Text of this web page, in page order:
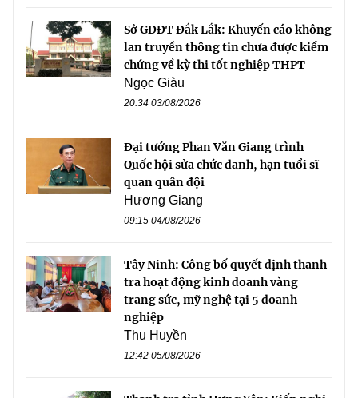
Sở GDĐT Đắk Lắk: Khuyến cáo không
lan truyền thông tin chưa được kiểm
chứng về kỳ thi tốt nghiệp THPT
Ngọc Giàu
20:34 03/08/2026
Đại tướng Phan Văn Giang trình
Quốc hội sửa chức danh, hạn tuổi sĩ
quan quân đội
Hương Giang
09:15 04/08/2026
Tây Ninh: Công bố quyết định thanh
tra hoạt động kinh doanh vàng
trang sức, mỹ nghệ tại 5 doanh
nghiệp
Thu Huyền
12:42 05/08/2026